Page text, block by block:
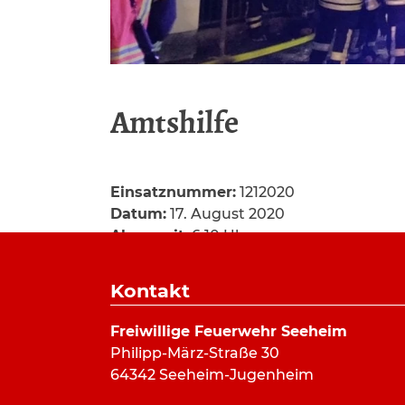
Amtshilfe
Einsatznummer: 1212020
Datum: 17. August 2020
Alarmzeit:6:10 Uhr
Art:Hilfeleistung
Einsatzort:
Seeheim
Mannschaftsstärke: 2
Fahrzeuge:
PKW
Kontakt
Freiwillige Feuerwehr Seeheim
Philipp-März-Straße 30
64342 Seeheim-Jugenheim